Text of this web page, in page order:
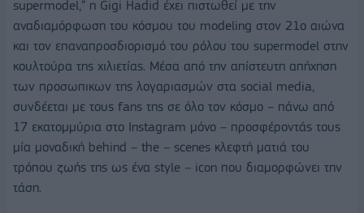
supermodel,” η Gigi Hadid έχει πιστωθεί με την
αναδιαμόρφωση του κόσμου του modeling στον 21ο αιώνα
και τον επαναπροσδιορισμό του ρόλου του supermodel στην
κουλτούρα της χιλιετίας. Μέσα από την απίστευτη απήχηση
των προσωπικων της λογαριασμών στα social media,
συνδέεται με τους fans της σε όλο τον κόσμο – πάνω από
17 εκατομμύρια στο Instagram μόνο – προσφέροντάς τους
μία μοναδική behind – the – scenes κλεφτή ματιά του
τρόπου ζωής της ως ένα style – icon που διαμορφώνει την
τάση.